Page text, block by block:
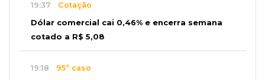
19:37 Cotação
Dólar comercial cai 0,46% e encerra semana
cotado a R$ 5,08
19:18 95º caso